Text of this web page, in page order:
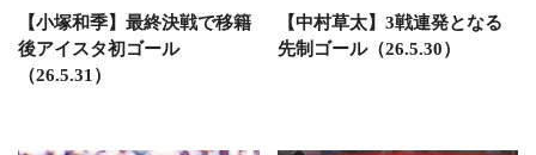
【小塚和季】最終決戦で移籍
後アイスタ初ゴール
（26.5.31）
【中村草太】3戦連発となる
先制ゴール（26.5.30）